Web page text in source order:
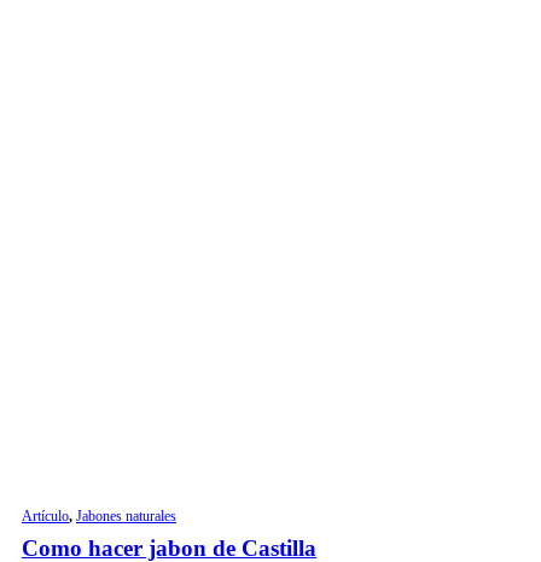
Artículo, Jabones naturales
Como hacer jabon de Castilla